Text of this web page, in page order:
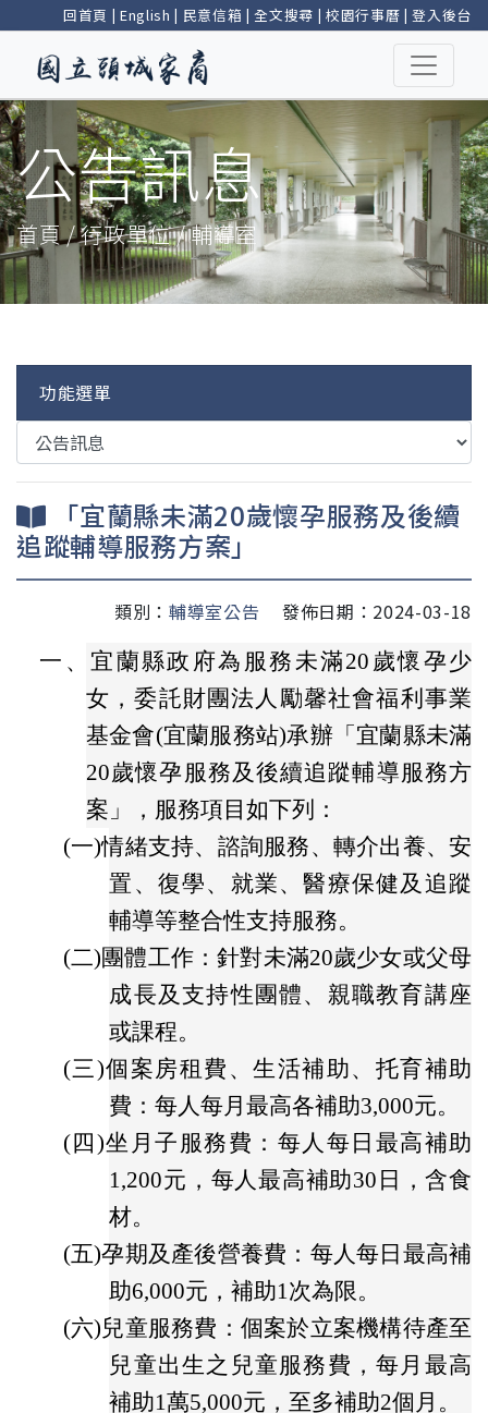
回首頁 | English | 民意信箱 |全文搜尋 | 校園行事曆 |登入後台
公告訊息
首頁 / 行政單位 / 輔導室
功能選單
「宜蘭縣未滿20歲懷孕服務及後續
追蹤輔導服務方案」
類別： 輔導室公告
發佈日期：2024-03-18
一、宜蘭縣政府為服務未滿20歲懷孕少
女，委託財團法人勵馨社會福利事業
基金會(宜蘭服務站)承辦「宜蘭縣未滿
20歲懷孕服務及後續追蹤輔導服務方
案」，服務項目如下列：
(一)情緒支持、諮詢服務、轉介出養、安
置、復學、就業、醫療保健及追蹤
輔導等整合性支持服務。
(二)團體工作：針對未滿20歲少女或父母
成長及支持性團體、親職教育講座
或課程。
(三)個案房租費、生活補助、托育補助
費：每人每月最高各補助3,000元。
(四)坐月子服務費：每人每日最高補助
1,200元，每人最高補助30日，含食
材。
(五)孕期及產後營養費：每人每日最高補
助6,000元，補助1次為限。
(六)兒童服務費：個案於立案機構待產至
兒童出生之兒童服務費，每月最高
補助1萬5,000元，至多補助2個月。